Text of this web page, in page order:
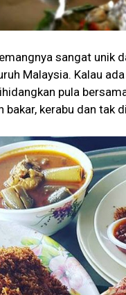
sangat unik
Malaysia. Kalau
pula
bakar, kerabu dan tak